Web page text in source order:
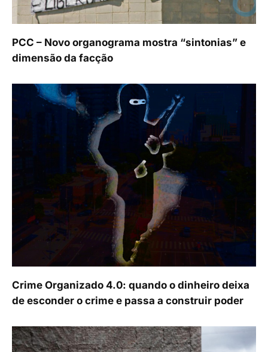
PCC – Novo organograma mostra “sintonias” e
dimensão da facção
Crime Organizado 4.0: quando o dinheiro deixa
de esconder o crime e passa a construir poder